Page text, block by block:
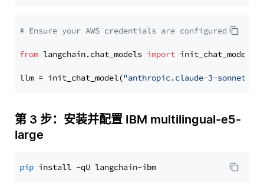
# Ensure your AWS credentials are configured
from langchain.chat_models import init_chat_model
llm = init_chat_model("anthropic.claude-3-sonnet-
第 3 步：安装并配置 IBM multilingual-e5-
large
pip